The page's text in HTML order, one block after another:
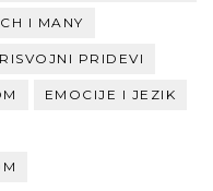
I MANY
PRIDEVI
EMOCIJE I JEZIK